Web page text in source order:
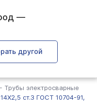
—
другой
Трубы электросварные
ст.3 ГОСТ 10704-91,